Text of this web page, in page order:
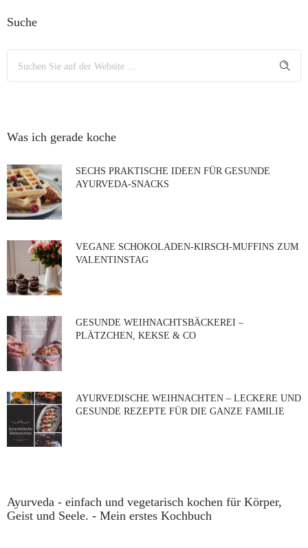
Suche
Was ich gerade koche
SECHS PRAKTISCHE IDEEN FÜR GESUNDE
AYURVEDA-SNACKS
VEGANE SCHOKOLADEN-KIRSCH-MUFFINS ZUM
VALENTINSTAG
GESUNDE WEIHNACHTSBÄCKEREI –
PLÄTZCHEN, KEKSE & CO
AYURVEDISCHE WEIHNACHTEN – LECKERE UND
GESUNDE REZEPTE FÜR DIE GANZE FAMILIE
Ayurveda - einfach und vegetarisch kochen für Körper,
Geist und Seele. - Mein erstes Kochbuch